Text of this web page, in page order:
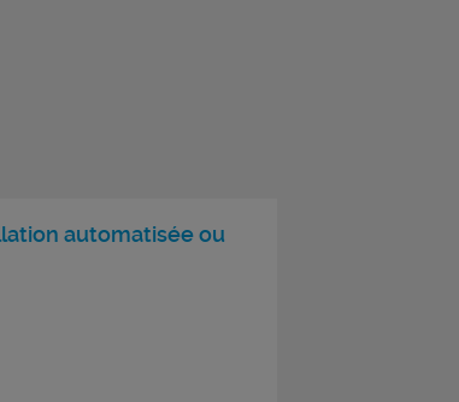
automatisée ou